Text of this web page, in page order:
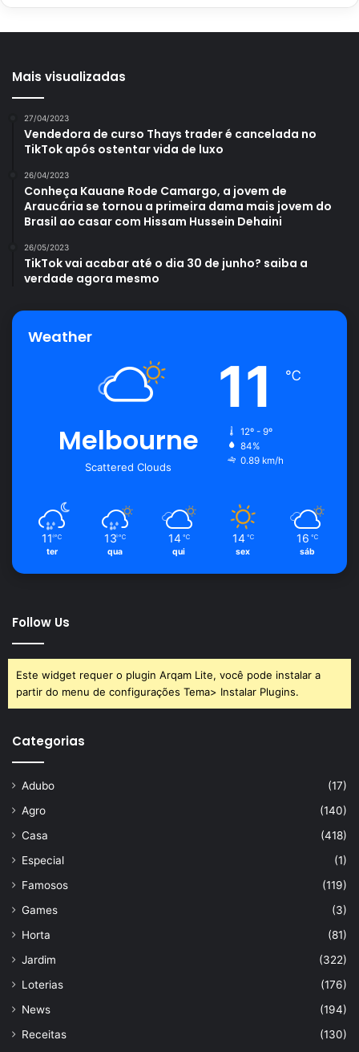
Mais visualizadas
27/04/2023
Vendedora de curso Thays trader é cancelada no
TikTok após ostentar vida de luxo
26/04/2023
Conheça Kauane Rode Camargo, a jovem de
Araucária se tornou a primeira dama mais jovem do
Brasil ao casar com Hissam Hussein Dehaini
26/05/2023
TikTok vai acabar até o dia 30 de junho? saiba a
verdade agora mesmo
Weather
Melbourne
Scattered Clouds
11 ℃
12º - 9º
84%
0.89 km/h
11 ℃
ter
13 ℃
qua
14 ℃
qui
14 ℃
sex
16 ℃
sáb
Follow Us
Este widget requer o plugin Arqam Lite, você pode instalar a
partir do menu de configurações Tema> Instalar Plugins.
Categorias
Adubo
(17)
Agro
(140)
Casa
(418)
Especial
(1)
Famosos
(119)
Games
(3)
Horta
(81)
Jardim
(322)
Loterias
(176)
News
(194)
Receitas
(130)